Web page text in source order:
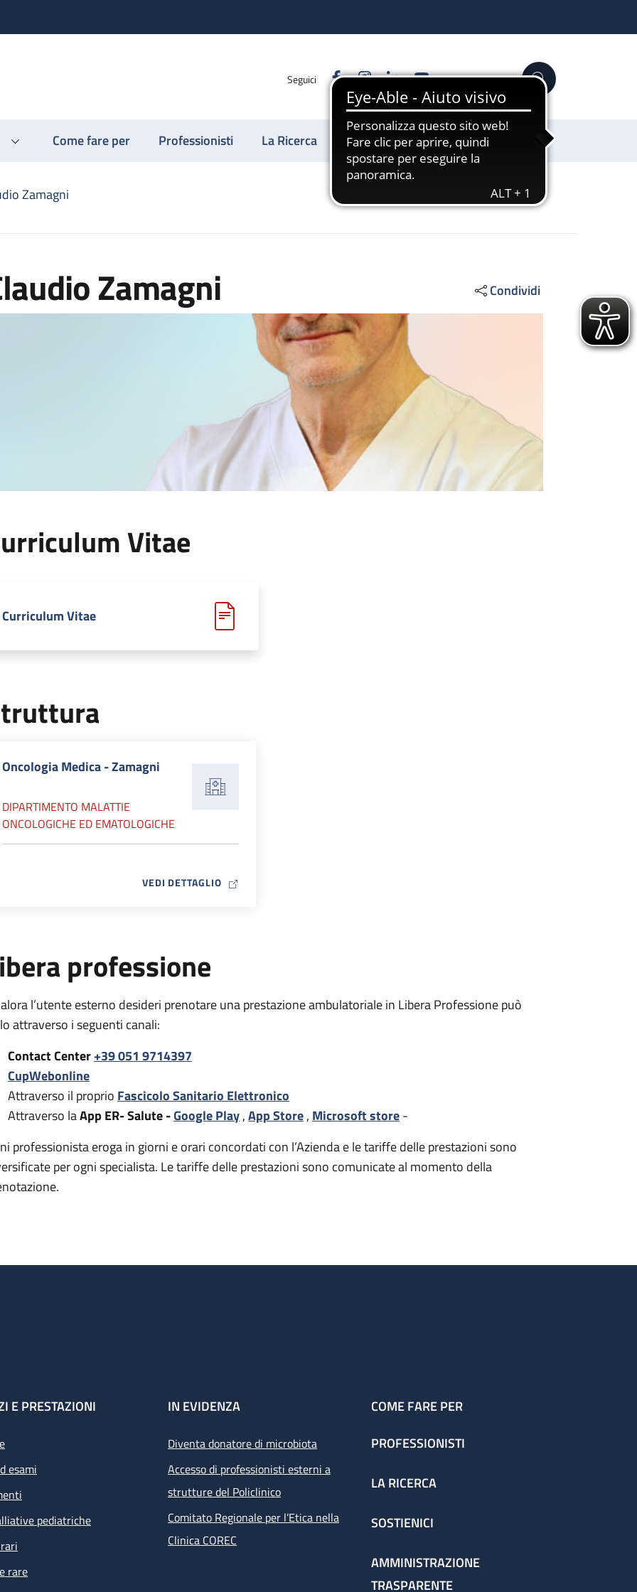
Seguici FacebookInstagram
LinkedinYouTube Cerca
Come fare per Professionisti La Ricerca Sostienici
Zamagni
Zamagni Condividi
Vitae
Curriculum Vitae
Oncologia Medica - Zamagni
DIPARTIMENTO MALATTIE
ONCOLOGICHE ED EMATOLOGICHE
VEDI DETTAGLIOMAP ICON
professione
l’utente esterno desideri prenotare una prestazione ambulatoriale in Libera Professione può
attraverso i seguenti canali:
Contact Center+39 051 9714397
CupWebonline
Attraverso il proprio Fascicolo Sanitario Elettronico
Attraverso laApp ER- Salute -Google Play,App Store, Microsoft store-
professionista eroga in giorni e orari concordati con l’Azienda e le tariffe delle prestazioni sono
per ogni specialista. Le tariffe delle prestazioni sono comunicate al momento della
E PRESTAZIONI
esami
pediatriche
rare
IN EVIDENZA
Diventa donatore di microbiota
Accesso di professionisti esterni a
strutture del Policlinico
Comitato Regionale per l’Etica nella
Clinica COREC
COME FARE PER
PROFESSIONISTI
LA RICERCA
SOSTIENICI
AMMINISTRAZIONE
TRASPARENTE